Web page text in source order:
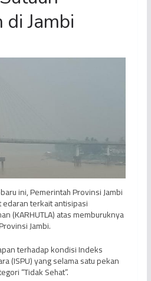
di Jambi
ini, Pemerintah Provinsi Jambi
terkait antisipasi
(KARHUTLA) atas memburuknya
Jambi.
terhadap kondisi Indeks
(ISPU) yang selama satu pekan
“Tidak Sehat”.